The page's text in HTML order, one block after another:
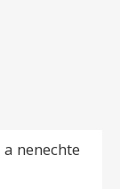
nenechte